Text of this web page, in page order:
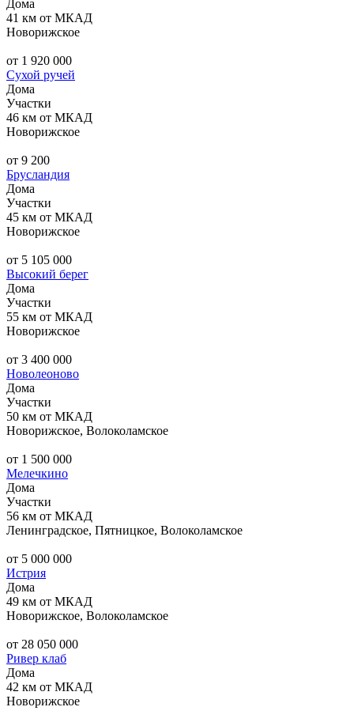
Дома
41 км от МКАД
Новорижское
от 1 920 000
Сухой ручей
Дома
Участки
46 км от МКАД
Новорижское
от 9 200
Брусландия
Дома
Участки
45 км от МКАД
Новорижское
от 5 105 000
Высокий берег
Дома
Участки
55 км от МКАД
Новорижское
от 3 400 000
Новолеоново
Дома
Участки
50 км от МКАД
Новорижское, Волоколамское
от 1 500 000
Мелечкино
Дома
Участки
56 км от МКАД
Ленинградское, Пятницкое, Волоколамское
от 5 000 000
Истрия
Дома
49 км от МКАД
Новорижское, Волоколамское
от 28 050 000
Ривер клаб
Дома
42 км от МКАД
Новорижское